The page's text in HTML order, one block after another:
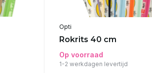
Opti
Rokrits 40 cm
Op voorraad
1-2 werkdagen levertijd